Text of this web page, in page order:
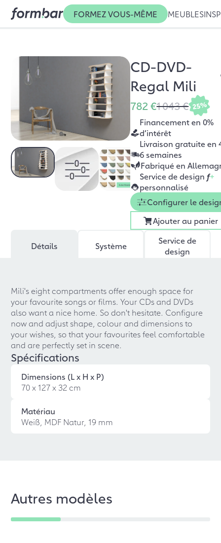
FORMEZ VOUS-MÊME MEUBLES
CD-DVD-
Regal Mili
782 €1 043 € 25%
Financement en 0%
d’intérêt
Livraison gratuite en
6 semaines
Fabriqué en
Service de design f+
personnalisé
Configurer le
Ajouter au panier
Détails Système
Service de
design
Mili's eight compartments offer enough space for
your favourite songs or films. Your CDs and DVDs
also want a nice home. So don't hesitate. Configure
now and adjust shape, colour and dimensions to
your wishes, so that your favourites feel comfortable
and are perfectly set in scene.
Spécifications
Dimensions (L x H x P)
70 x 127 x 32 cm
Matériau
Weiß, MDF Natur, 19 mm
Autres modèles